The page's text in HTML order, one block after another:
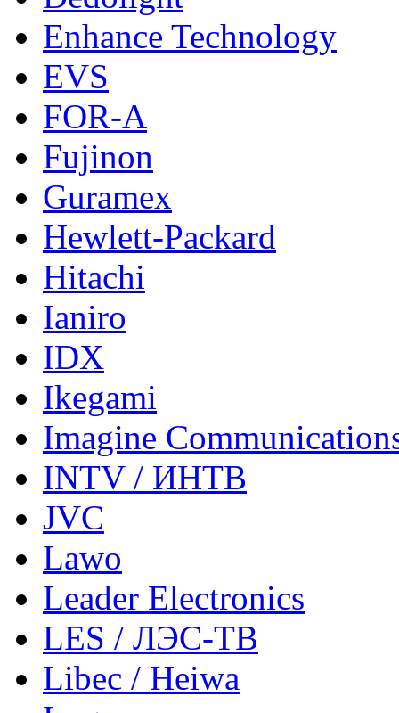
Enhance Technology
EVS
FOR-A
Fujinon
Guramex
Hewlett-Packard
Hitachi
Ianiro
IDX
Ikegami
Imagine
INTV / ИНТВ
JVC
Lawo
Leader Electronics
LES / ЛЭС-ТВ
Libec / Heiwa